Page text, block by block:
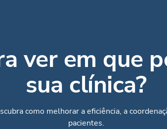
ver em que
sua clínica?
como melhorar a eficiência, a
pacientes.